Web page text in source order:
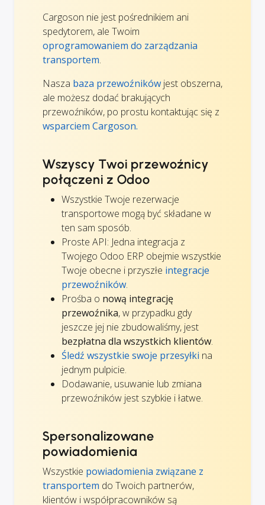
Cargoson nie jest pośrednikiem ani
spedytorem, ale Twoim
oprogramowaniem do zarządzania
transportem.
Nasza baza przewoźników jest obszerna,
ale możesz dodać brakujących
przewoźników, po prostu kontaktując się z
wsparciem Cargoson.
Wszyscy Twoi przewoźnicy
połączeni z Odoo
Wszystkie Twoje rezerwacje
transportowe mogą być składane w
ten sam sposób.
Proste API: Jedna integracja z
Twojego Odoo ERP obejmie wszystkie
Twoje obecne i przyszłe integracje
przewoźników.
Prośba o nową integrację
przewoźnika, w przypadku gdy
jeszcze jej nie zbudowaliśmy, jest
bezpłatna dla wszystkich klientów.
Śledź wszystkie swoje przesyłki na
jednym pulpicie.
Dodawanie, usuwanie lub zmiana
przewoźników jest szybkie i łatwe.
Spersonalizowane
powiadomienia
Wszystkie powiadomienia związane z
transportem do Twoich partnerów,
klientów i współpracowników są